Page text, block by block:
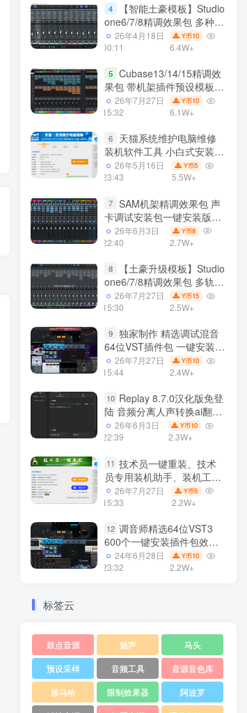
Audient声卡驱动 ID4、ID14、ID14 MKII、ID22、ID44官方驱动软件下载 全部型号 S10 客所思声卡驱动下载
4
【智能土豪模板】Studio
one6/7/8精调效果包 多种效
果模式可选 声卡调试好预设
带插件全套文件
26年4月18日
00:11
Y币10
6.4W+
5 Cubase13/14/15精调效
果包 带机架插件预设模板
声卡调试好效果工程文件
26年7月27日
15:32
Y币10
6.1W+
6
天猫系统维护电脑维修
装机软件工具 小白式安装
完全一键安装系统 电脑系统
装机软件 一键重装系统
26年5月16日
23:43
Y币5
5.5W+
7 SAM机架精调效果包 声
卡调试安装包一键安装版模
板 带插件预设效果文件
26年6月3日
22:40
Y币8
2.7W+
8
【土豪升级模板】Studio
one6/7/8精调效果包 多轨道
效果模式可选 声卡调试好预
设模板 带插件全套文件
26年7月27日
15:30
Y币15
2.5W+
9 独家制作 精选调试混音
64位VST插件包 一键安装
600个效果器合集v2.0 WiN
支持定制
26年7月27日
15:44
Y币10
2.4W+
10 Replay 8.7.0汉化版免登
陆 音频分离人声转换ai翻唱
支持50系显卡 一键安装
WiN
26年6月3日
22:39
Y币10
2.3W+
11 技术员一键重装、技术
员专用装机助手、装机工
具、电脑系统装机软件丶一
键安装系统
26年7月27日
15:33
Y币5
2.2W+
12 调音师精选64位VST3
600个一键安装插件包效果
器集合10G WiN
24年6月28日
23:32
Y币10
2.2W+
标签云
鼓点音源 魅声
马头
预设采样
音频工具
音源音色库
雅马哈
限制效果器
阿波罗